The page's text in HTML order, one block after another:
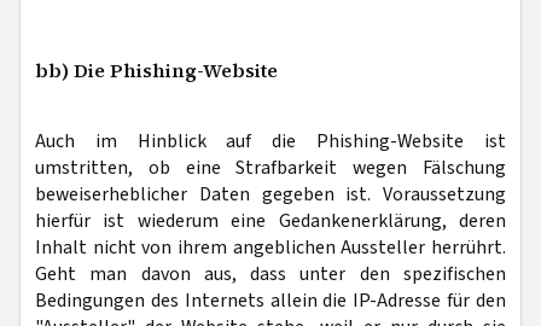
bb) Die Phishing-Website
Auch im Hinblick auf die Phishing-Website ist
umstritten, ob eine Strafbarkeit wegen Fälschung
beweiserheblicher Daten gegeben ist. Voraussetzung
hierfür ist wiederum eine Gedankenerklärung, deren
Inhalt nicht von ihrem angeblichen Aussteller herrührt.
Geht man davon aus, dass unter den spezifischen
Bedingungen des Internets allein die IP-Adresse für den